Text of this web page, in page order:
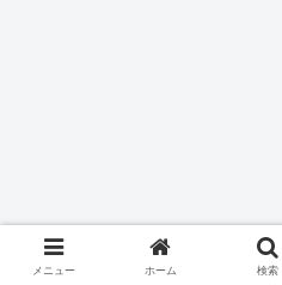
メニュー ホーム 検索